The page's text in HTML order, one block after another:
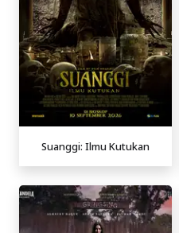
Suanggi: Ilmu Kutukan